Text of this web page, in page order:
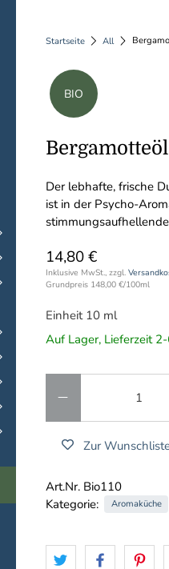
Startseite All
BIO
Der lebhafte, frische
ist in der Psycho-
14,80 €
Inklusive MwSt., zzgl.
Grundpreis 148,00 €/100ml
Einheit 10 ml
Auf Lager, Lieferzeit
Zur
Art.Nr. Bio110
Kategorie:
Aromaküche